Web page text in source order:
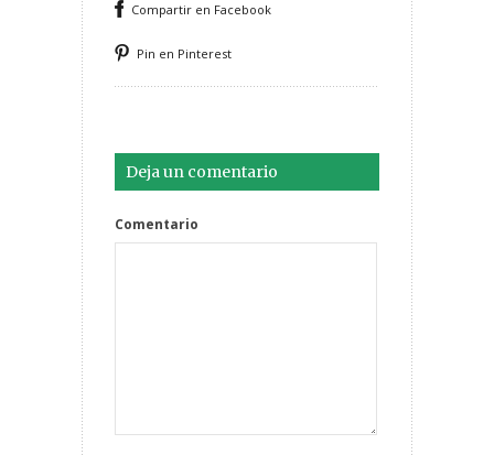
Compartir en Facebook
Pin en Pinterest
Deja un comentario
Comentario